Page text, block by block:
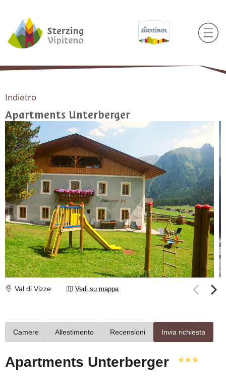
Indietro
Apartments Unterberger